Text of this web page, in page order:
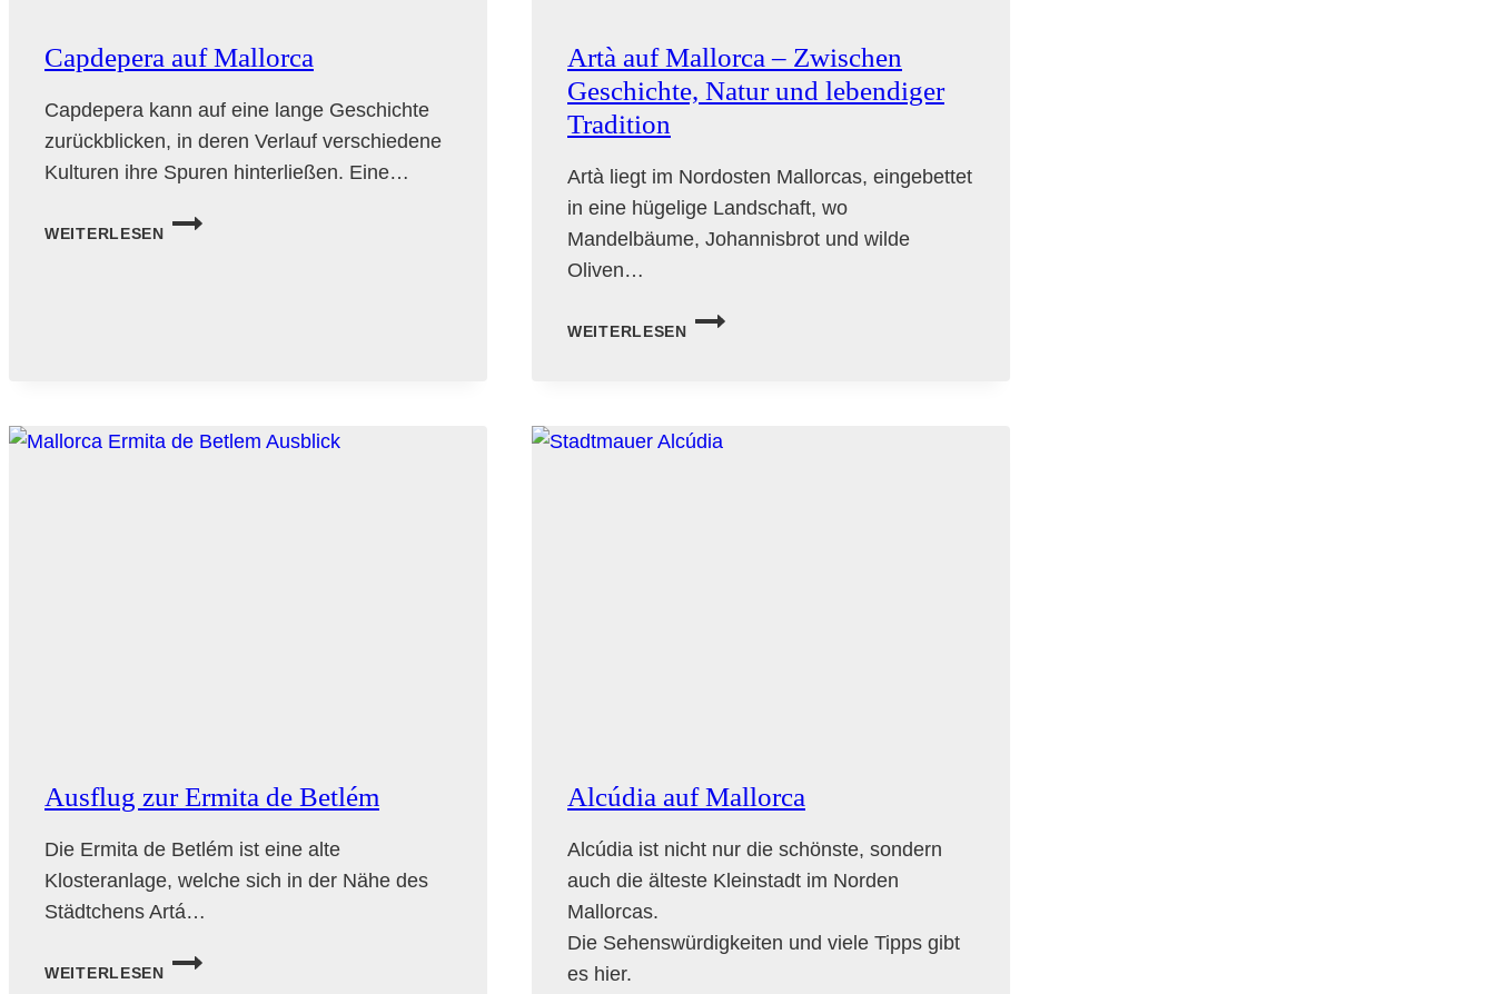
Capdepera auf Mallorca
Capdepera kann auf eine lange Geschichte
zurückblicken, in deren Verlauf verschiedene
Kulturen ihre Spuren hinterließen. Eine…
WEITERLESEN
CAPDEPERA
AUF
Artà auf Mallorca – Zwischen
Geschichte, Natur und lebendiger
Tradition
Artà liegt im Nordosten Mallorcas, eingebettet
in eine hügelige Landschaft, wo
Mandelbäume, Johannisbrot und wilde
Oliven…
WEITERLESEN
ARTÀ
AUF
GESCHICHTE,
Ausflug zur Ermita de Betlém
Die Ermita de Betlém ist eine alte
Klosteranlage, welche sich in der Nähe des
Städtchens Artá…
WEITERLESEN
AUSFLUG
ZUR
Alcúdia auf Mallorca
Alcúdia ist nicht nur die schönste, sondern
auch die älteste Kleinstadt im Norden
Mallorcas.
Die Sehenswürdigkeiten und viele Tipps gibt
es hier.